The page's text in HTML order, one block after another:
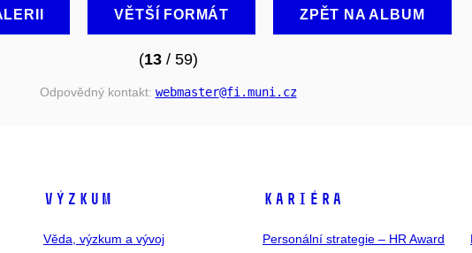
VĚTŠÍ FORMÁT ZPĚT NA ALBUM
(13/ 59)
Odpovědný kontakt: webmaster@fi .muni .cz
VÝZKUM
Věda, výzkum a vývoj
KARIÉRA
Personální strategie – HR Award